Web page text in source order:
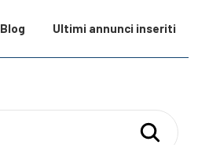
Blog Ultimi annunci inseriti